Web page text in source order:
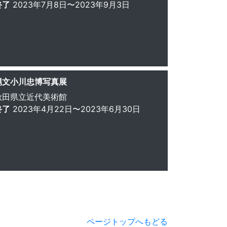
了 2023年7月8日〜2023年9月3日
文小川忠博写真展
田県立近代美術館
了 2023年4月22日〜2023年6月30日
ページトップへもどる